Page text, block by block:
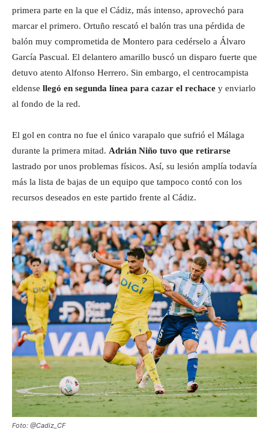
primera parte en la que el Cádiz, más intenso, aprovechó para
marcar el primero. Ortuño rescató el balón tras una pérdida de
balón muy comprometida de Montero para cedérselo a Álvaro
García Pascual. El delantero amarillo buscó un disparo fuerte que
detuvo atento Alfonso Herrero. Sin embargo, el centrocampista
eldense llegó en segunda línea para cazar el rechace y enviarlo
al fondo de la red.
El gol en contra no fue el único varapalo que sufrió el Málaga
durante la primera mitad. Adrián Niño tuvo que retirarse
lastrado por unos problemas físicos. Así, su lesión amplía todavía
más la lista de bajas de un equipo que tampoco contó con los
recursos deseados en este partido frente al Cádiz.
Foto: @Cadiz_CF